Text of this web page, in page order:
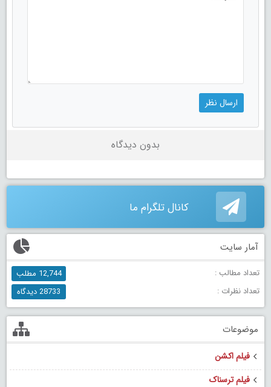
بدون دیدگاه
کانال تلگرام ما
آمار سایت
تعداد مطالب :
12,744 مطلب
تعداد نظرات :
28733 دیدگاه
موضوعات
فیلم اکشن
فیلم ترسناک